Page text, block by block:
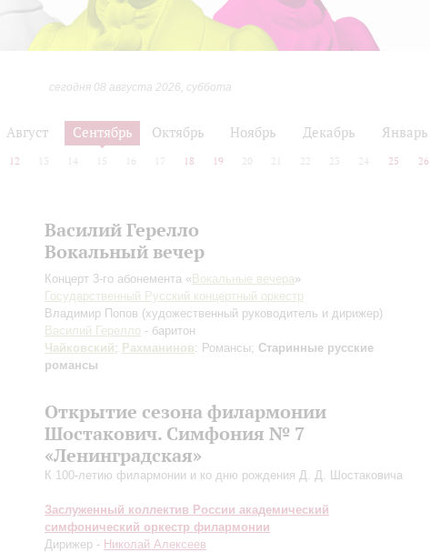
сегодня 08 августа 2026, суббота
Август Сентябрь Октябрь Ноябрь Декабрь Январь
12 13 14 15 16 17 18 19 20 21 22 23 24 25 26
Василий Герелло
Вокальный вечер
Концерт 3-го абонемента « Вокальные вечера»
Государственный Русский концертный оркестр
Владимир Попов (художественный руководитель и дирижер)
Василий Герелло - баритон
Чайковский; Рахманинов: Романсы; Старинные русские
романсы
Открытие сезона филармонии
Шостакович. Симфония № 7
«Ленинградская»
К 100-летию филармонии и ко дню рождения Д. Д. Шостаковича
Заслуженный коллектив России академический
симфонический оркестр филармонии
Дирижер - Николай Алексеев